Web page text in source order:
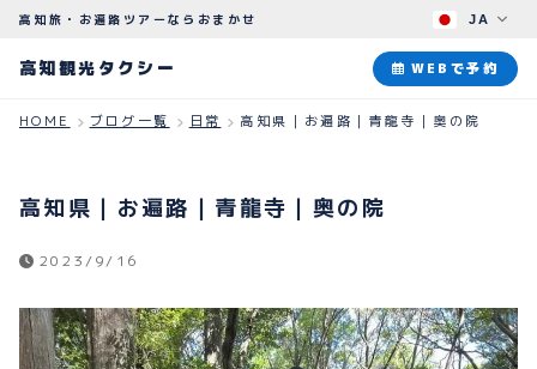
高知観光タクシー
観光プラン
HOW TO
ご予約のながれ
JA
高知旅・お遍路ツアーならおまかせ
高知観光タクシー WEBで予約
HOME ブログ一覧 日常 高知県｜お遍路｜青龍寺｜奥の院
高知県｜お遍路｜青龍寺｜奥の院
2023/9/16